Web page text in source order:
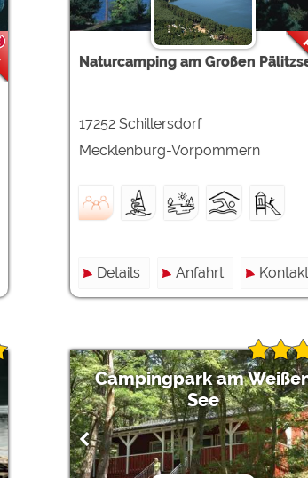
Naturcamping am Großen
17252 Schillersdorf
Mecklenburg-Vorpommern
Details Anfahrt Kontakt
Campingpark am
See